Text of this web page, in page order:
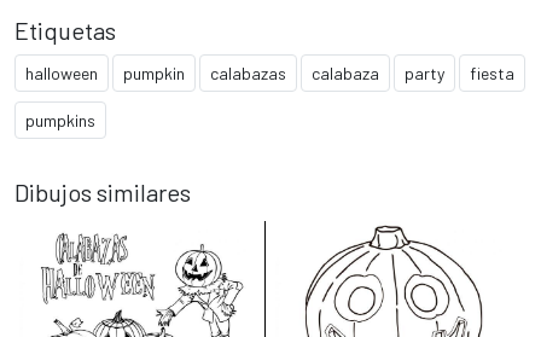
Etiquetas
halloween pumpkin calabazas calabaza party fiesta
pumpkins
Dibujos similares